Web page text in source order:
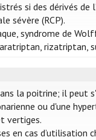
si des dérivés
sévère (RCP).
syndrome de
rizatriptan,
la poitrine; il peut
ou d'une
vertiges.
en cas d’utilisation